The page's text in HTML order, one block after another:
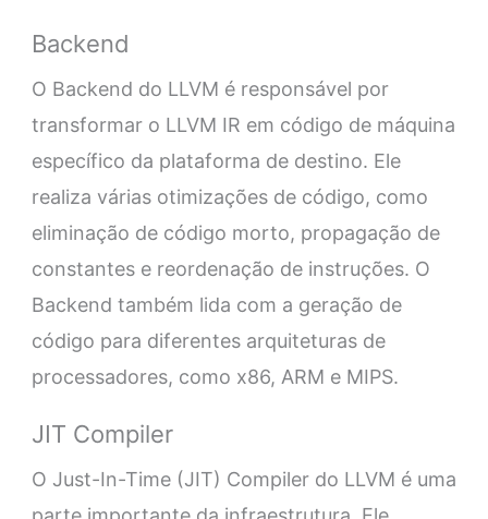
Backend
O Backend do LLVM é responsável por
transformar o LLVM IR em código de máquina
específico da plataforma de destino. Ele
realiza várias otimizações de código, como
eliminação de código morto, propagação de
constantes e reordenação de instruções. O
Backend também lida com a geração de
código para diferentes arquiteturas de
processadores, como x86, ARM e MIPS.
JIT Compiler
O Just-In-Time (JIT) Compiler do LLVM é uma